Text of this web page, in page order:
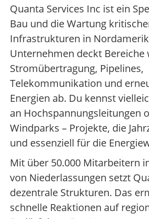
Quanta Services Inc ist ein
Bau und die Wartung
Infrastrukturen in
Unternehmen deckt Bereiche
Stromübertragung, Pipelines,
Telekommunikation und
Energien ab. Du kennst
an Hochspannungsleitungen
Windparks – Projekte, die
und essenziell für die
Mit über 50.000 Mitarbeitern
von Niederlassungen setzt
dezentrale Strukturen. Das
schnelle Reaktionen auf